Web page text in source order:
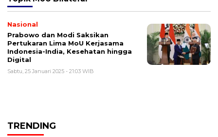
Nasional
Prabowo dan Modi Saksikan
Pertukaran Lima MoU Kerjasama
Indonesia-India, Kesehatan hingga
Digital
Sabtu, 25 Januari 2025 - 21:03 WIB
TRENDING